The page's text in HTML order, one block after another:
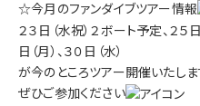
☆今月のファンダイブツアー情報
２３日（水祝）２ボート予定、２５日
日（月）、３０日（水）
が今のところツアー開催いたします
ぜひご参加ください